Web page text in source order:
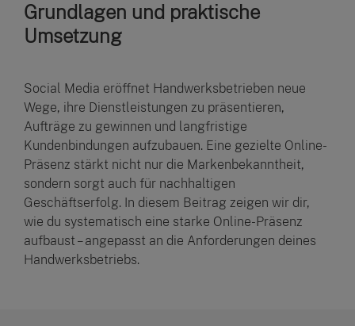
Grundlagen und praktische
Umsetzung
Social Media eröffnet Handwerksbetrieben neue
Wege, ihre Dienstleistungen zu präsentieren,
Aufträge zu gewinnen und langfristige
Kundenbindungen aufzubauen. Eine gezielte Online-
Präsenz stärkt nicht nur die Markenbekanntheit,
sondern sorgt auch für nachhaltigen
Geschäftserfolg. In diesem Beitrag zeigen wir dir,
wie du systematisch eine starke Online-Präsenz
aufbaust – angepasst an die Anforderungen deines
Handwerksbetriebs.